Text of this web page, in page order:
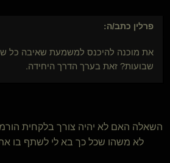
פרלין כתב/ה:
את מוכנה להיכנס למשמעת שאיבה כל
שבועות? זאת בערך הדרך היחידה.
השאלה האם לא יהיה צורך בלקחית
לא משהו שכל כך בא לי לשתף בו